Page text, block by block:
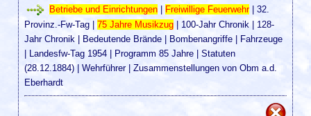
Betriebe und Einrichtungen Freiwillige Feuerwehr|32.
Provinz.-Fw-Tag |75 Jahre Musikzug | 100-Jahr Chronik | 128-
Jahr Chronik | Bedeutende Brände | Bombenangriffe | Fahrzeuge
| Landesfw-Tag 1954 | Programm 85 Jahre |Statuten
(28.12.1884) |Wehrführer|Zusammenstellungen von Obm a.d.
Eberhardt